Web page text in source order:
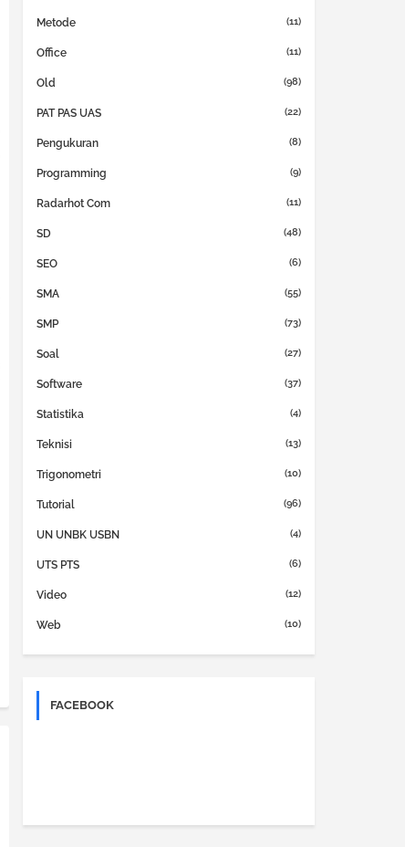
Metode (11)
Office (11)
Old (98)
PAT PAS UAS (22)
Pengukuran (8)
Programming (9)
Radarhot Com (11)
SD (48)
SEO (6)
SMA (55)
SMP (73)
Soal (27)
Software (37)
Statistika (4)
Teknisi (13)
Trigonometri (10)
Tutorial (96)
UN UNBK USBN (4)
UTS PTS (6)
Video (12)
Web (10)
FACEBOOK